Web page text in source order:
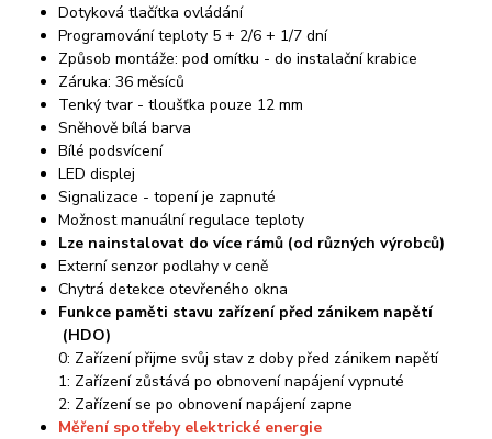
Dotyková tlačítka ovládání
Programování teploty 5 + 2/6 + 1/7 dní
Způsob montáže: pod omítku - do instalační krabice
Záruka: 36 měsíců
Tenký tvar - tloušťka pouze 12 mm
Sněhově bílá barva
Bílé podsvícení
LED displej
Signalizace - topení je zapnuté
Možnost manuální regulace teploty
Lze nainstalovat do více rámů (od různých výrobců)
Externí senzor podlahy v ceně
Chytrá detekce otevřeného okna
Funkce paměti stavu zařízení před zánikem napětí
(HDO)
0: Zařízení přijme svůj stav z doby před zánikem napětí
1: Zařízení zůstává po obnovení napájení vypnuté
2: Zařízení se po obnovení napájení zapne
Měření spotřeby elektrické energie